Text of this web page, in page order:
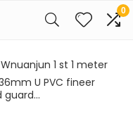
0
Wnuanjun 1 st 1 meter
U PVC fineer
guard…